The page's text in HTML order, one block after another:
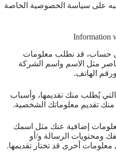
على سياسة الخصوصية الخاصة
حساب، قد نطلب معلومات
مثل الاسم واسم الشركة
ورقم الهاتف.
يُطلب منك تقديمها، وأسباب
منك تقديم معلوماتك الشخصية.
معلومات إضافية عنك مثل اسمك
ومحتويات الرسالة و/أو
معلومات أخرى قد تختار تقديمها.